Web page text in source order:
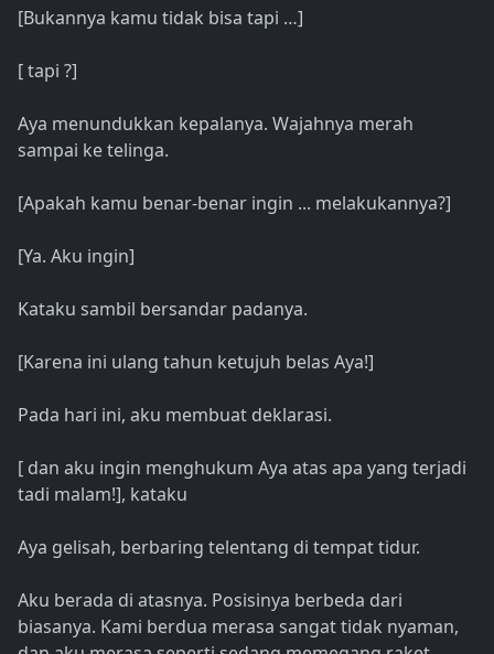
[Bukannya kamu tidak bisa tapi …]
[ tapi ?]
Aya menundukkan kepalanya. Wajahnya merah
sampai ke telinga.
[Apakah kamu benar-benar ingin ... melakukannya?]
[Ya. Aku ingin]
Kataku sambil bersandar padanya.
[Karena ini ulang tahun ketujuh belas Aya!]
Pada hari ini, aku membuat deklarasi.
[ dan aku ingin menghukum Aya atas apa yang terjadi
tadi malam!], kataku
Aya gelisah, berbaring telentang di tempat tidur.
Aku berada di atasnya. Posisinya berbeda dari
biasanya. Kami berdua merasa sangat tidak nyaman,